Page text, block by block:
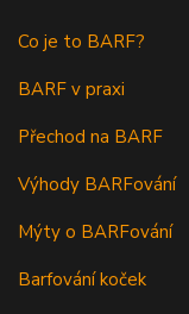
Co je to BARF?
BARF v praxi
Přechod na BARF
Výhody BARFování
Mýty o BARFování
Barfování koček